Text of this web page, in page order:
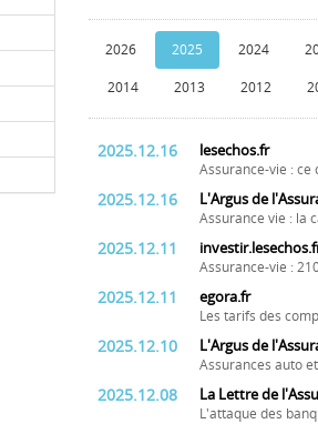
2026 2025 2024
2014 2013 2012
2025.12.16 lesechos.fr
Assurance-vie :
2025.12.16 L'Argus de
Assurance vie : la
2025.12.11
Assurance-vie :
2025.12.11 egora.fr
Les tarifs des
2025.12.10 L'Argus de
Assurances auto
2025.12.08 La Lettre de
L'attaque des